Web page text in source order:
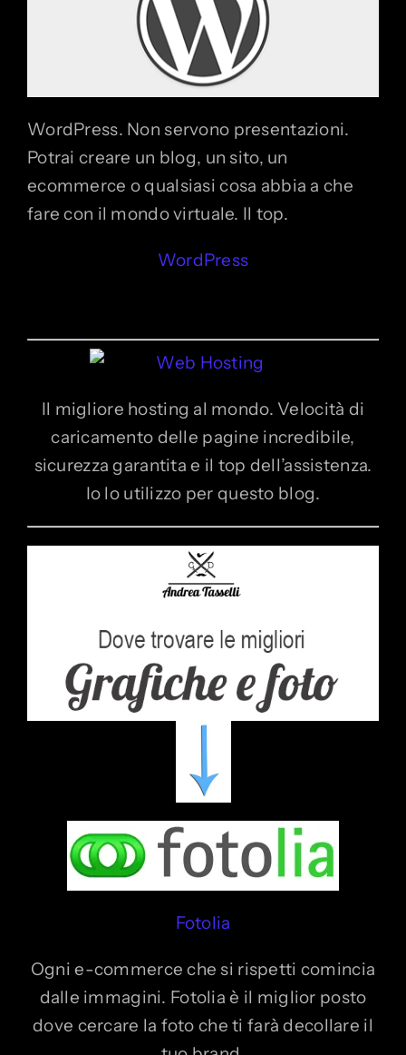
WordPress. Non servono presentazioni.
Potrai creare un blog, un sito, un
ecommerce o qualsiasi cosa abbia a che
fare con il mondo virtuale. Il top.
WordPress
Il migliore hosting al mondo. Velocità di
caricamento delle pagine incredibile,
sicurezza garantita e il top dell’assistenza.
Io lo utilizzo per questo blog.
Fotolia
Ogni e-commerce che si rispetti comincia
dalle immagini. Fotolia è il miglior posto
dove cercare la foto che ti farà decollare il